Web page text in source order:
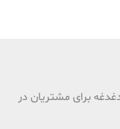
برای مشتریان در